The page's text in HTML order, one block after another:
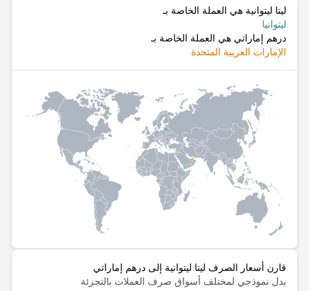
ليتا ليتوانية هي العملة الخاصة بـ
ليتوانيا
درهم إماراتي هي العملة الخاصة بـ
الإمارات العربية المتحدة
قارن أسعار الصرف ليتا ليتوانية إلى درهم إماراتي
بدل نموذجي لمختلف أسواق صرف العملات بالتجزئة